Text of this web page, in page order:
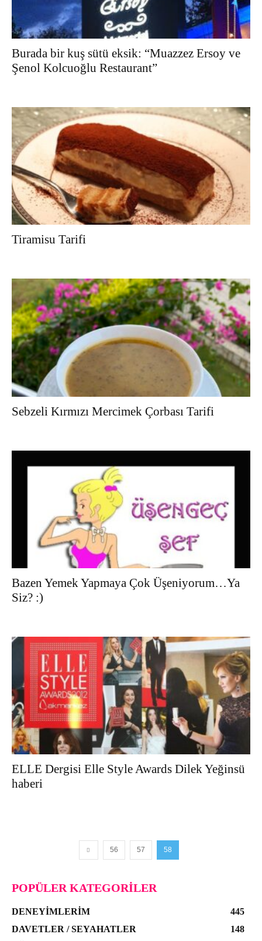
Burada bir kuş sütü eksik: “Muazzez Ersoy ve
Şenol Kolcuoğlu Restaurant”
Tiramisu Tarifi
Sebzeli Kırmızı Mercimek Çorbası Tarifi
Bazen Yemek Yapmaya Çok Üşeniyorum…Ya
Siz? :)
ELLE Dergisi Elle Style Awards Dilek Yeğinsü
haberi
56 57 58
POPÜLER KATEGORILER
DENEYIMLERIM
445
DAVETLER / SEYAHATLER
148